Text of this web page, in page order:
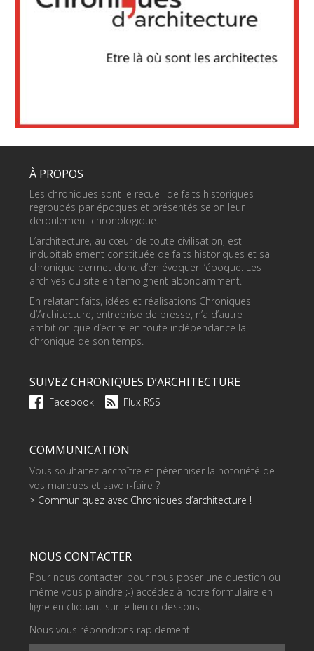
À PROPOS
Les chroniques sont le recueil de faits historiques
regroupés par époques et présentés selon leur
déroulement chronologique.
L’architecture, au cœur de toute civilisation, est
indubitablement constituée de faits historiques et sa
chronique permet donc d’en évoquer l’époque. Les
archives du site en témoignent abondamment.
En relatant faits, idées et réalisations Chroniques
d’Architecture, entreprise de presse, n’a d’autre
ambition que d’écrire en toute indépendance la
chronique de son temps.
SUIVEZ CHRONIQUES D’ARCHITECTURE
Facebook Flux RSS
COMMUNICATION
Vous souhaitez accroître et pérenniser la notoriété de
vos marques et savoir-faire ?
> Communiquez avec Chroniques d’architecture !
NOUS CONTACTER
Pour nous contacter, pour nous poser une question ou
même vous plaindre ;-) accédez à notre formulaire en
ligne en cliquant sur le lien ci-dessous.
Nous vous répondrons rapidement.